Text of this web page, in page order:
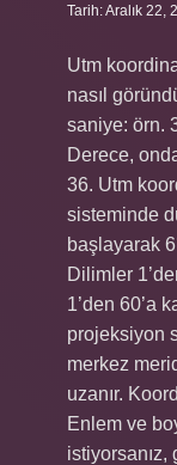
Tarih: Aralık 22,
Utm
nasıl
saniye: örn.
Derece,
36. Utm
sisteminde
başlayarak
Dilimler
1’den 60’a
projeksiyon
merkez
uzanır.
Enlem ve
istiyorsanız,